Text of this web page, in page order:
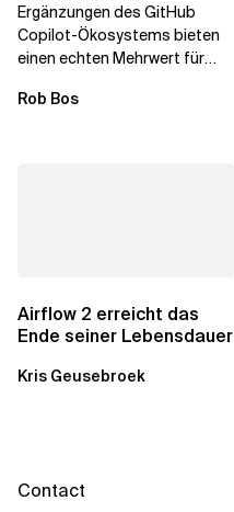
Ergänzungen des GitHub
Copilot-Ökosystems bieten
einen echten Mehrwert für
aber auch die...
Rob Bos
Airflow 2 erreicht das
Ende seiner Lebensdauer
Kris Geusebroek
Contact